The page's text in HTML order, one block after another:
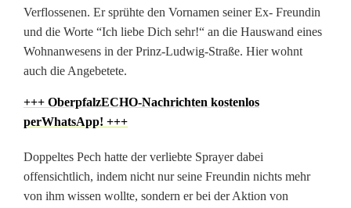
b
e
d
i
c
h
!
Verflossenen. Er sprühte den Vornamen seiner Ex- Freundin
und die Worte “Ich liebe Dich sehr!“ an die Hauswand eines
Wohnanwesens in der Prinz-Ludwig-Straße. Hier wohnt
auch die Angebetete.
+++ OberpfalzECHO-Nachrichten kostenlos
perWhatsApp! +++
Doppeltes Pech hatte der verliebte Sprayer dabei
offensichtlich, indem nicht nur seine Freundin nichts mehr
von ihm wissen wollte, sondern er bei der Aktion von